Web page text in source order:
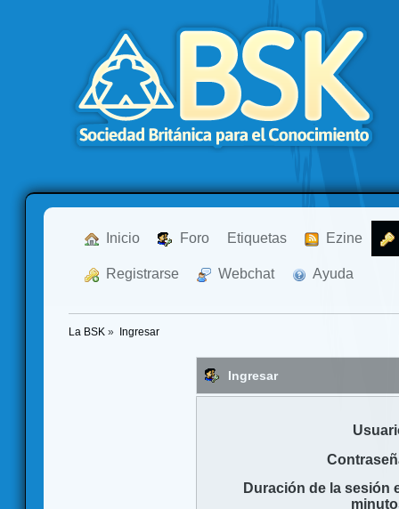
Inicio Foro Etiquetas Ezine
Registrarse Webchat Ayuda
La BSK » Ingresar
Ingresar
Duración de la sesión